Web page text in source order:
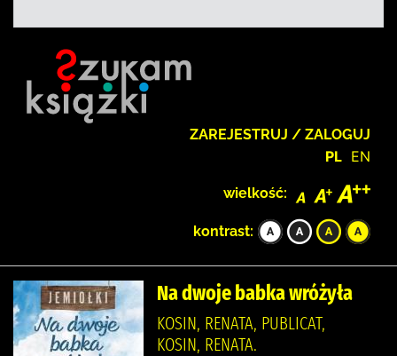
ZAREJESTRUJ / ZALOGUJ
PL EN
wielkość:
kontrast:
Na dwoje babka wróżyła
KOSIN, RENATA, PUBLICAT,
KOSIN, RENATA.